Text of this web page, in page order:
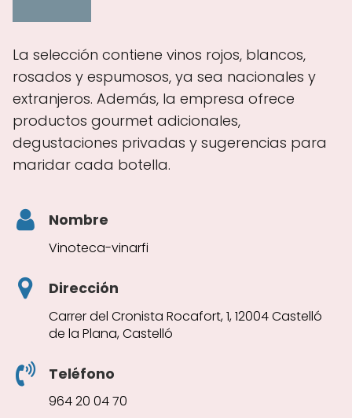
La selección contiene vinos rojos, blancos,
rosados y espumosos, ya sea nacionales y
extranjeros. Además, la empresa ofrece
productos gourmet adicionales,
degustaciones privadas y sugerencias para
maridar cada botella.
Nombre
Vinoteca-vinarfi
Dirección
Carrer del Cronista Rocafort, 1, 12004 Castelló
de la Plana, Castelló
Teléfono
964 20 04 70